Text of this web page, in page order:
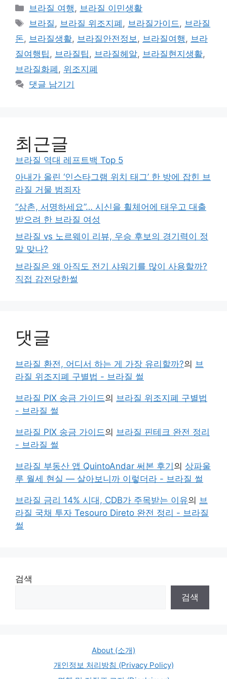
카
테
리
브라질 여행 , 브라질 이민생활
태
그
브라질 , 브라질 위조지폐 , 브라질가이드 , 브라질
돈, 브라질생활, 브라질안전정보 , 브라질여행 , 브라
질여행팁 , 브라질팁 , 브라질헤알, 브라질현지생활,
브라질화폐 , 위조지폐
댓글 남기기
최근글
브라질 역대 레프트백 Top 5
아내가 올린 ‘인스타그램 위치 태그’ 한 방에 잡힌 브
라질 거물 범죄자
“삼촌, 서명하세요”… 시신을 휠체어에 태우고 대출
받으려 한 브라질 여성
브라질 vs 노르웨이 리뷰, 우승 후보의 경기력이 정
말 맞나?
브라질은 왜 아직도 전기 샤워기를 많이 사용할까?
직접 감전당한썰
댓글
브라질 환전, 어디서 하는 게 가장 유리할까?의 브
라질 위조지폐 구별법 - 브라질 썰
브라질 PIX 송금 가이드의 브라질 위조지폐 구별법
- 브라질 썰
브라질 PIX 송금 가이드의 브라질 핀테크 완전 정리
- 브라질 썰
브라질 부동산 앱 QuintoAndar 써본 후기의 상파울
루 월세 현실 — 살아보니까 이렇더라 - 브라질 썰
브라질 금리 14% 시대, CDB가 주목받는 이유의 브
라질 국채 투자 Tesouro Direto 완전 정리 - 브라질
썰
검색
검색
About (소개)
개인정보 처리방침 (Privacy Policy)